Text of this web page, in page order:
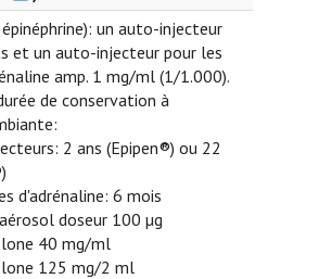
épinéphrine): un auto-injecteur
et un auto-injecteur pour les
amp. 1 mg/ml (1/1.000).
de conservation à
2 ans (Epipen®) ou 22
d'adrénaline: 6 mois
doseur 100 µg
40 mg/ml
125 mg/2 ml